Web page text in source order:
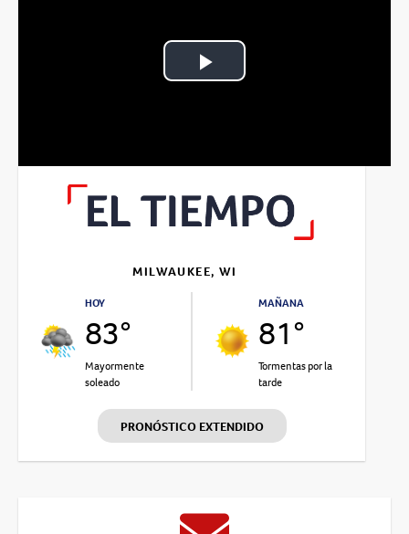
Play
MILWAUKEE, WI
HOY
83°
Mayormente
soleado
MAÑANA
81°
Tormentas por la
tarde
PRONÓSTICO EXTENDIDO